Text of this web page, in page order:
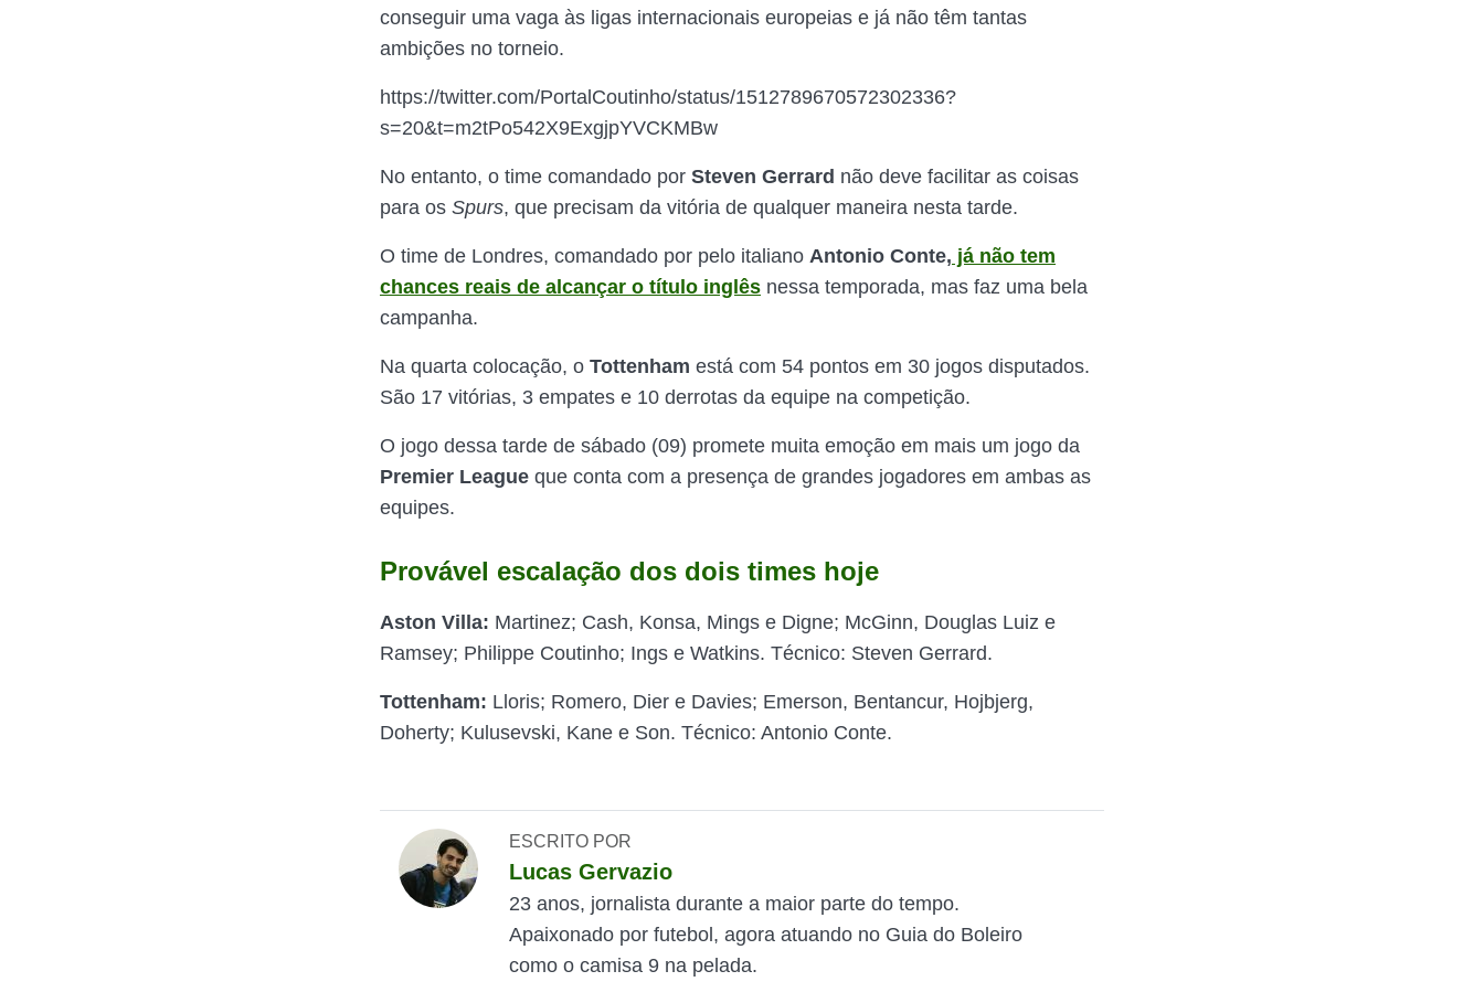
conseguir uma vaga às ligas internacionais europeias e já não têm tantas
ambições no torneio.
https://twitter.com/PortalCoutinho/status/1512789670572302336?
s=20&t=m2tPo542X9ExgjpYVCKMBw
No entanto, o time comandado por Steven Gerrard não deve facilitar as coisas
para os Spurs, que precisam da vitória de qualquer maneira nesta tarde.
O time de Londres, comandado por pelo italiano Antonio Conte, já não tem
chances reais de alcançar o título inglês nessa temporada, mas faz uma bela
campanha.
Na quarta colocação, o Tottenham está com 54 pontos em 30 jogos disputados.
São 17 vitórias, 3 empates e 10 derrotas da equipe na competição.
O jogo dessa tarde de sábado (09) promete muita emoção em mais um jogo da
Premier League que conta com a presença de grandes jogadores em ambas as
equipes.
Provável escalação dos dois times hoje
Aston Villa: Martinez; Cash, Konsa, Mings e Digne; McGinn, Douglas Luiz e
Ramsey; Philippe Coutinho; Ings e Watkins. Técnico: Steven Gerrard.
Tottenham: Lloris; Romero, Dier e Davies; Emerson, Bentancur, Hojbjerg,
Doherty; Kulusevski, Kane e Son. Técnico: Antonio Conte.
ESCRITO POR
Lucas Gervazio
23 anos, jornalista durante a maior parte do tempo.
Apaixonado por futebol, agora atuando no Guia do Boleiro
como o camisa 9 na pelada.